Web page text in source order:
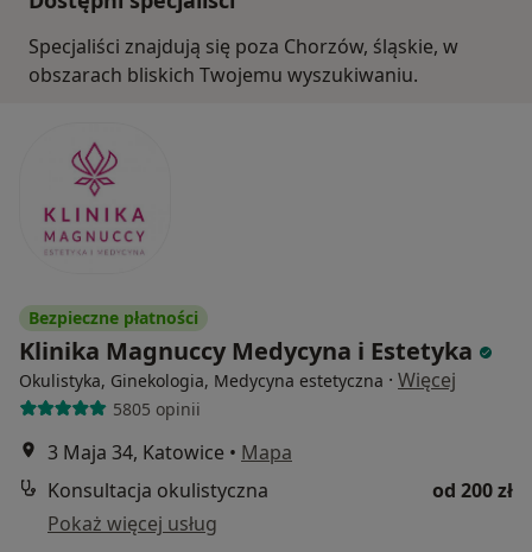
Specjaliści znajdują się poza Chorzów, śląskie, w
obszarach bliskich Twojemu wyszukiwaniu.
Bezpieczne płatności
Klinika Magnuccy Medycyna i Estetyka
Okulistyka, Ginekologia, Medycyna estetyczna · Więcej
5805 opinii
3 Maja 34, Katowice • Mapa
Konsultacja okulistyczna
od 200 zł
Pokaż więcej usług